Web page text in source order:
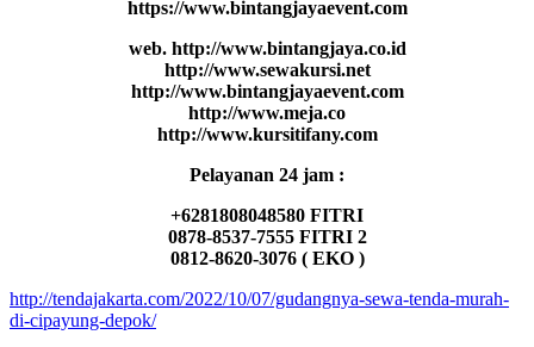
https://www.bintangjayaevent.com
web. http://www.bintangjaya.co.id
http://www.sewakursi.net
http://www.bintangjayaevent.com
http://www.meja.co
http://www.kursitifany.com
Pelayanan 24 jam :
+6281808048580 FITRI
0878-8537-7555 FITRI 2
0812-8620-3076 ( EKO )
http://tendajakarta.com/2022/10/07/gudangnya-sewa-tenda-murah-
di-cipayung-depok/